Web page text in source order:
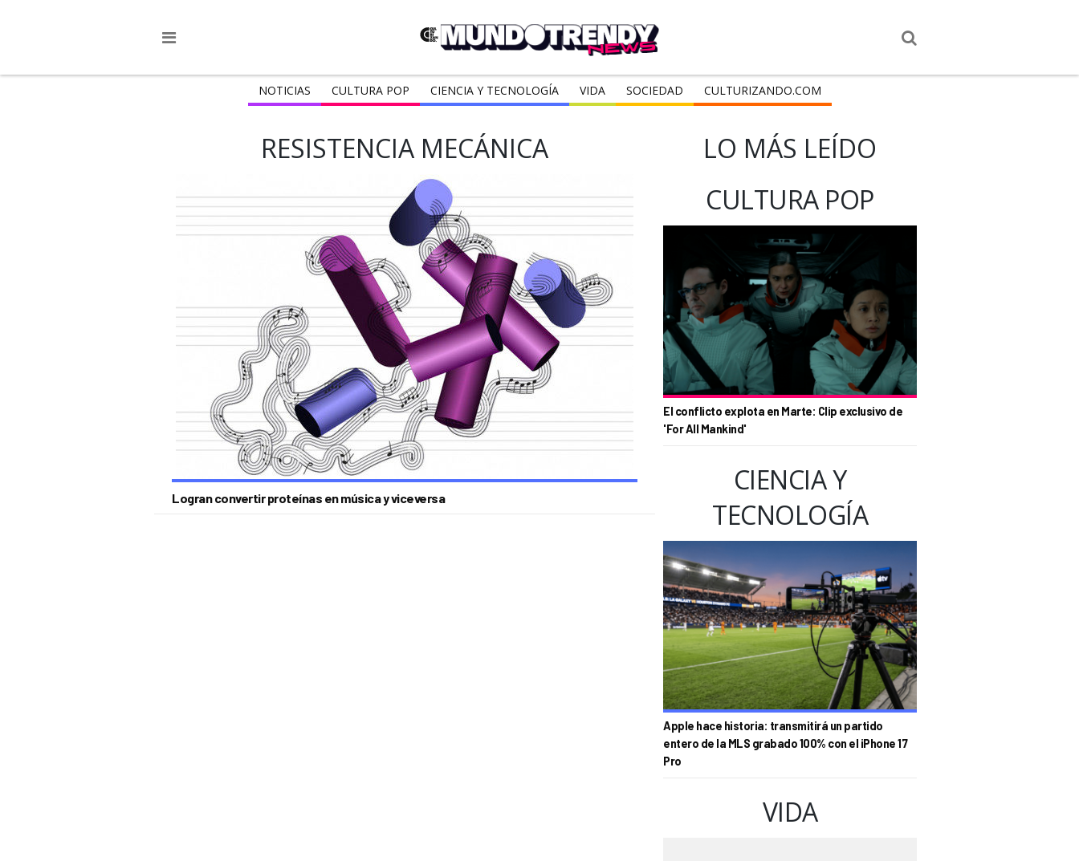
NOTICIAS CULTURA POP CIENCIA Y TECNOLOGÍA VIDA SOCIEDAD CULTURIZANDO.COM
RESISTENCIA MECÁNICA
Logran convertir proteínas en música y viceversa
LO MÁS LEÍDO
CULTURA POP
El conflicto explota en Marte: Clip exclusivo de
'For All Mankind'
CIENCIA Y
TECNOLOGÍA
Apple hace historia: transmitirá un partido
entero de la MLS grabado 100% con el iPhone 17
Pro
VIDA